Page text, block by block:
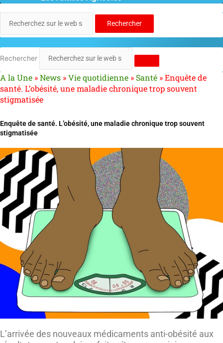
Rechercher
Rechercher
A la Une »News »Vie quotidienne »Santé »Enquête de
santé. L’obésité, une maladie chronique trop souvent
stigmatisée
Enquête de santé. L’obésité, une maladie chronique trop souvent
stigmatisée
L’arrivée des nouveaux médicaments anti-obésité aux